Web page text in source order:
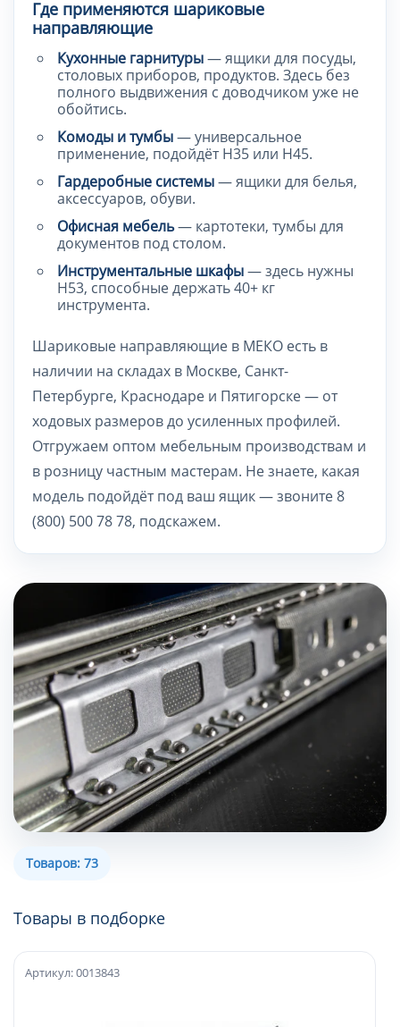
Где применяются шариковые
направляющие
Кухонные гарнитуры— ящики для посуды,
столовых приборов, продуктов. Здесь без
полного выдвижения с доводчиком уже не
обойтись.
Комоды и тумбы— универсальное
применение, подойдёт H35 или H45.
Гардеробные системы— ящики для белья,
аксессуаров, обуви.
Офисная мебель— картотеки, тумбы для
документов под столом.
Инструментальные шкафы— здесь нужны
H53, способные держать 40+ кг
инструмента.
Шариковые направляющие в МЕКО есть в
наличии на складах в Москве, Санкт-
Петербурге, Краснодаре и Пятигорске — от
ходовых размеров до усиленных профилей.
Отгружаем оптом мебельным производствам и
в розницу частным мастерам. Не знаете, какая
модель подойдёт под ваш ящик — звоните 8
(800) 500 78 78, подскажем.
Товаров: 73
Товары в подборке
Артикул: 0013843